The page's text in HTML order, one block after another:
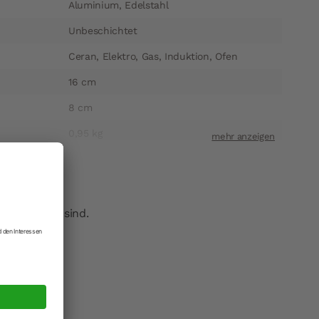
Aluminium, Edelstahl
Unbeschichtet
Ceran, Elektro, Gas, Induktion, Ofen
16 cm
8 cm
3011243706168
zu finden sind.